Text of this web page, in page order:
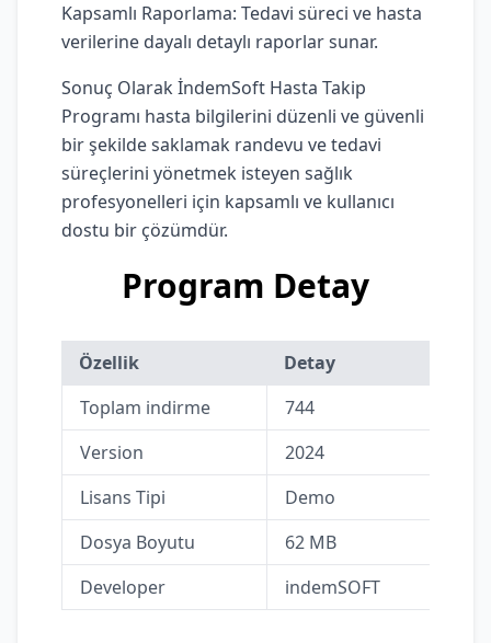
Kapsamlı Raporlama: Tedavi süreci ve hasta
verilerine dayalı detaylı raporlar sunar.
Sonuç Olarak İndemSoft Hasta Takip
Programı hasta bilgilerini düzenli ve güvenli
bir şekilde saklamak randevu ve tedavi
süreçlerini yönetmek isteyen sağlık
profesyonelleri için kapsamlı ve kullanıcı
dostu bir çözümdür.
Program Detay
Özellik
Detay
Toplam indirme
744
Version
2024
Lisans Tipi
Demo
Dosya Boyutu
62 MB
Developer
indemSOFT